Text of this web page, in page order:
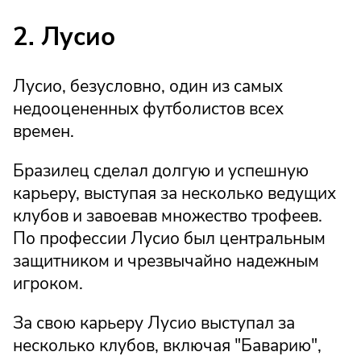
2. Лусио
Лусио, безусловно, один из самых
недооцененных футболистов всех
времен.
Бразилец сделал долгую и успешную
карьеру, выступая за несколько ведущих
клубов и завоевав множество трофеев.
По профессии Лусио был центральным
защитником и чрезвычайно надежным
игроком.
За свою карьеру Лусио выступал за
несколько клубов, включая "Баварию",